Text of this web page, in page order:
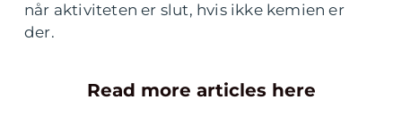
når aktiviteten er slut, hvis ikke kemien er
der.
Read more articles here